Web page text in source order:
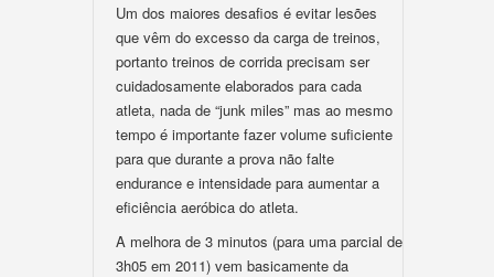
Um dos maiores desafios é evitar lesões
que vêm do excesso da carga de treinos,
portanto treinos de corrida precisam ser
cuidadosamente elaborados para cada
atleta, nada de “junk miles” mas ao mesmo
tempo é importante fazer volume suficiente
para que durante a prova não falte
endurance e intensidade para aumentar a
eficiência aeróbica do atleta.
A melhora de 3 minutos (para uma parcial de
3h05 em 2011) vem basicamente da